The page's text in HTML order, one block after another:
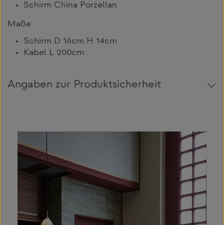
Schirm China Porzellan
Maße
Schirm D 16cm H 14cm
Kabel L 200cm
Angaben zur Produktsicherheit